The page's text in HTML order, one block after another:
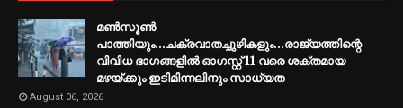
മണ്‍സൂണ്‍
പാത്തിയും...ചക്രവാതച്ചുഴികളും...രാജ്യത്തിന്റെ
വിവിധ ഭാഗങ്ങളില്‍ ഓഗസ്റ്റ് 11 വരെ ശക്തമായ
മഴയ്ക്കും ഇടിമിന്നലിനും സാധ്യത
August 06, 2026